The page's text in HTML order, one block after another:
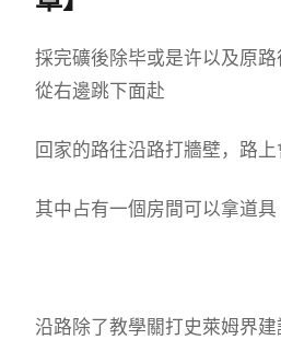
採完礦後除毕或是许以及原
從右邊跳下面赴
回家的路往沿路打牆壁，路
其中占有一個房間可以拿道具
沿路除了教學關打史萊姆界